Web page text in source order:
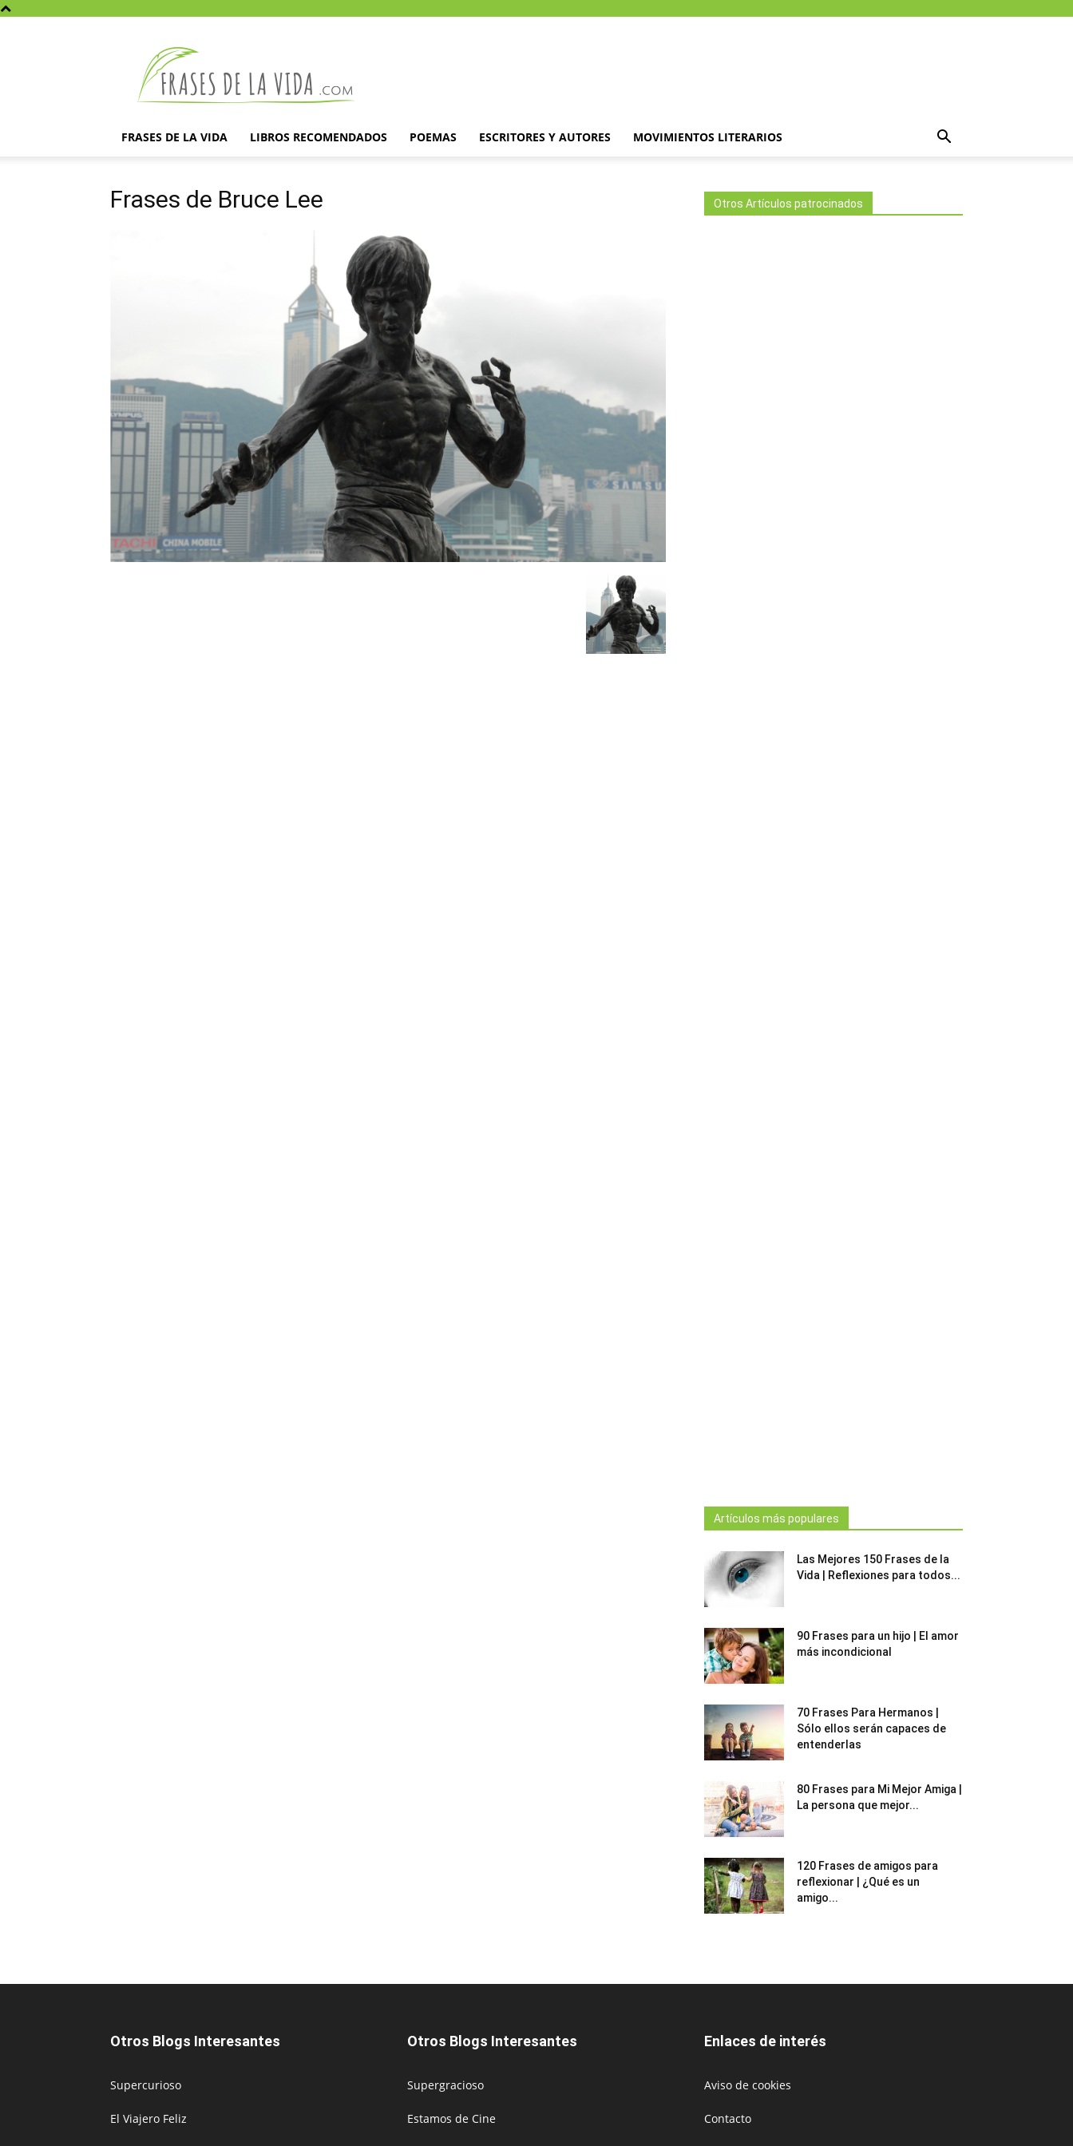
la
vida
FRASES DE LA VIDA LIBROS RECOMENDADOS POEMAS ESCRITORES Y AUTORES MOVIMIENTOS LITERARIOS
Frases de Bruce Lee Otros Artículos patrocinados
Artículos más populares
Las Mejores 150 Frases de la
Vida | Reflexiones para todos...
90 Frases para un hijo | El amor
más incondicional
70 Frases Para Hermanos |
Sólo ellos serán capaces de
entenderlas
80 Frases para Mi Mejor Amiga |
La persona que mejor...
120 Frases de amigos para
reflexionar | ¿Qué es un
amigo...
Otros Blogs Interesantes
Supercurioso
El Viajero Feliz
Otros Blogs Interesantes
Supergracioso
Estamos de Cine
Enlaces de interés
Aviso de cookies
Contacto